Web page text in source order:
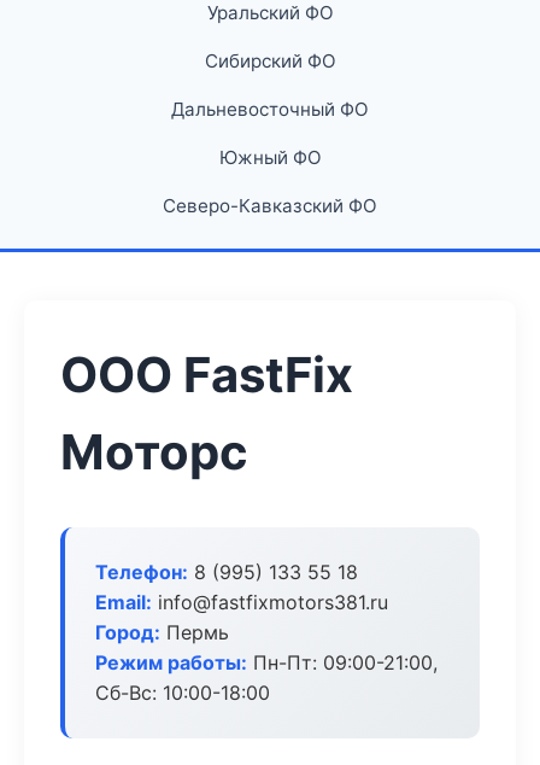
Уральский ФО
Сибирский ФО
Дальневосточный ФО
Южный ФО
Северо-Кавказский ФО
ООО FastFix
Моторс
Телефон: 8 (995) 133 55 18
Email: info@fastfixmotors381.ru
Город: Пермь
Режим работы: Пн-Пт: 09:00-21:00,
Сб-Вс: 10:00-18:00